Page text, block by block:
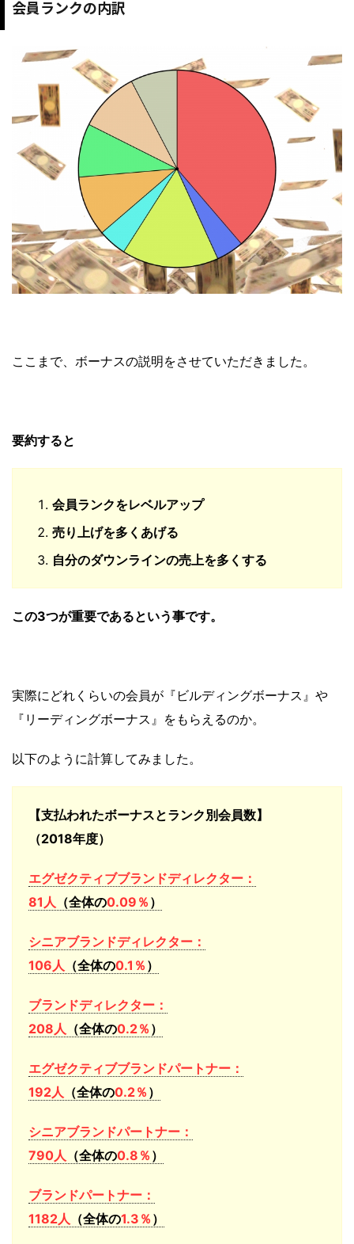
会員ランクの内訳
ここまで、ボーナスの説明をさせていただきました。
要約すると
会員ランクをレベルアップ
売り上げを多くあげる
自分のダウンラインの売上を多くする
この3つが重要であるという事です。
実際にどれくらいの会員が『ビルディングボーナス』や
『リーディングボーナス』をもらえるのか。
以下のように計算してみました。
【支払われたボーナスとランク別会員数】
（2018年度）
エグゼクティブブランドディレクター：
81人 （全体の0.09％ ）
シニアブランドディレクター：
106人 （全体の0.1％ ）
ブランドディレクター：
208人 （全体の0.2％ ）
エグゼクティブブランドパートナー：
192人 （全体の0.2％ ）
シニアブランドパートナー：
790人 （全体の0.8％ ）
ブランドパートナー：
1182人 （全体の1.3％ ）